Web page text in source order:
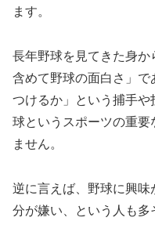
ます。
長年野球を見てきた身か
含めて野球の面白さ」で
つけるか」という捕手
球というスポーツの重要
ません。
逆に言えば、野球に興
分が嫌い、という人も多